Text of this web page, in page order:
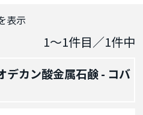
表示
1～1件目／1件中
デカン酸金属石鹸 - コバ